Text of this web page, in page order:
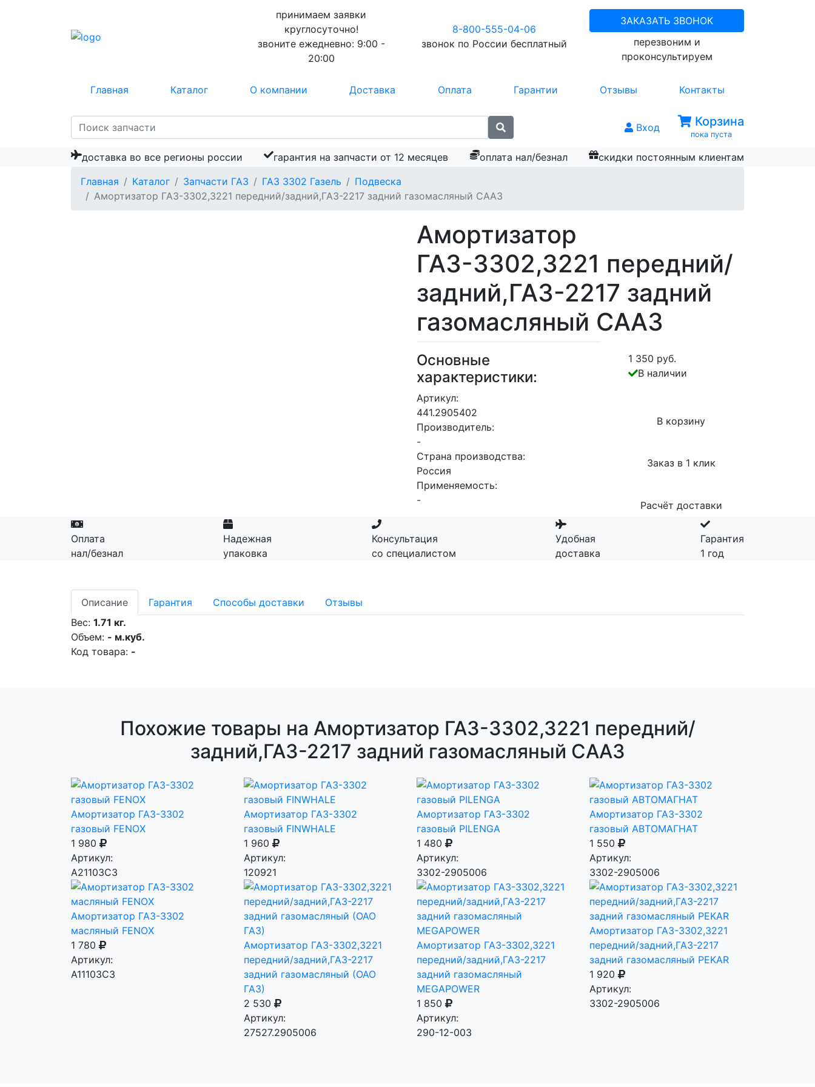
принимаем заявки
круглосуточно!
звоните ежедневно: 9:00 -
20:00
8-800-555-04-06
звонок по России бесплатный
ЗАКАЗАТЬ ЗВОНОК
перезвоним и
проконсультируем
Главная Каталог О компании Доставка Оплата Гарантии Отзывы Контакты
Вход Корзина
пока пуста
доставка во все регионы россии гарантия на запчасти от 12 месяцев оплата нал/безнал
скидки постоянным клиентам
Главная
Каталог Запчасти ГАЗ ГАЗ 3302 Газель
Подвеска
Амортизатор ГАЗ-3302,3221 передний/задний,ГАЗ-2217 задний газомасляный СААЗ
Амортизатор
ГАЗ-3302,3221 передний/
задний,ГАЗ-2217 задний
газомасляный СААЗ
Основные
характеристики:
Артикул:
441.2905402
Производитель:
-
Страна производства:
Россия
Применяемость:
-
1 350 руб.
В наличии
В корзину
Заказ в 1 клик
Расчёт доставки
Оплата
нал/безнал
Надежная
упаковка
Консультация
со специалистом
Удобная
доставка
Гарантия
1 год
Описание Гарантия Способы доставки
Отзывы
Вес: 1.71 кг.
Объем: - м.куб.
Код товара: -
Похожие товары на Амортизатор ГАЗ-3302,3221 передний/
задний,ГАЗ-2217 задний газомасляный СААЗ
Амортизатор ГАЗ-3302
газовый FENOX
1 980
Артикул:
A21103C3
Амортизатор ГАЗ-3302
газовый FINWHALE
1 960
Артикул:
120921
Амортизатор ГАЗ-3302
газовый PILENGA
1 480
Артикул:
3302-2905006
Амортизатор ГАЗ-3302
газовый АВТОМАГНАТ
1 550
Артикул:
3302-2905006
Амортизатор ГАЗ-3302
масляный FENOX
1 780
Артикул:
A11103C3
Амортизатор ГАЗ-3302,3221
передний/задний,ГАЗ-2217
задний газомасляный (ОАО
ГАЗ)
2 530
Артикул:
27527.2905006
Амортизатор ГАЗ-3302,3221
передний/задний,ГАЗ-2217
задний газомасляный
MEGAPOWER
1 850
Артикул:
290-12-003
Амортизатор ГАЗ-3302,3221
передний/задний,ГАЗ-2217
задний газомасляный PEKAR
1 920
Артикул:
3302-2905006